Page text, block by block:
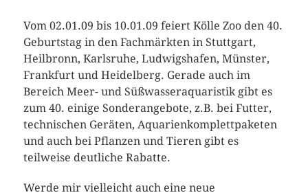
Vom 02.01.09 bis 10.01.09 feiert Kölle Zoo den 40.
Geburtstag in den Fachmärkten in Stuttgart,
Heilbronn, Karlsruhe, Ludwigshafen, Münster,
Frankfurt und Heidelberg. Gerade auch im
Bereich Meer- und Süßwasseraquaristik gibt es
zum 40. einige Sonderangebote, z.B. bei Futter,
technischen Geräten, Aquarienkomplettpaketen
und auch bei Pflanzen und Tieren gibt es
teilweise deutliche Rabatte.
Werde mir vielleicht auch eine neue